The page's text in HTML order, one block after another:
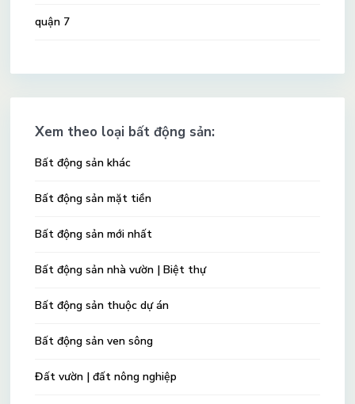
quận 7
Xem theo loại bất động sản:
Bất động sản khác
Bất động sản mặt tiền
Bất động sản mới nhất
Bất động sản nhà vườn | Biệt thự
Bất động sản thuộc dự án
Bất động sản ven sông
Đất vườn | đất nông nghiệp